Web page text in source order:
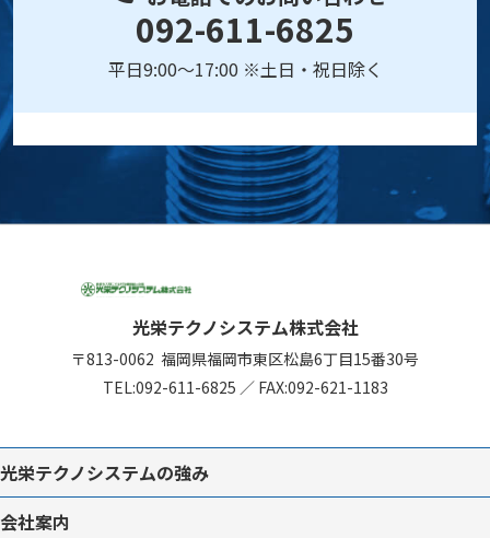
092-611-6825
平日9:00～17:00 ※土日・祝日除く
光栄テクノシステム株式会社
〒813-0062 福岡県福岡市東区松島6丁目15番30号
TEL:092-611-6825 ／ FAX:092-621-1183
光栄テクノシステムの強み
会社案内